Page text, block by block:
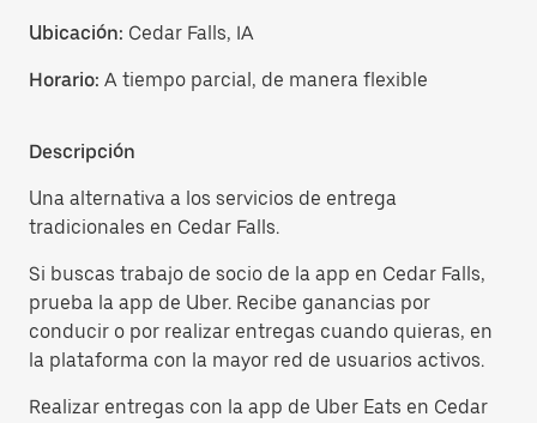
Ubicación: Cedar Falls, IA
Horario: A tiempo parcial, de manera flexible
Descripción
Una alternativa a los servicios de entrega
tradicionales en Cedar Falls.
Si buscas trabajo de socio de la app en Cedar Falls,
prueba la app de Uber. Recibe ganancias por
conducir o por realizar entregas cuando quieras, en
la plataforma con la mayor red de usuarios activos.
Realizar entregas con la app de Uber Eats en Cedar